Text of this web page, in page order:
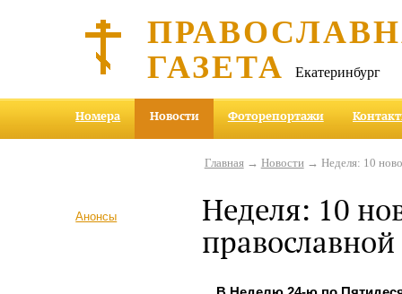
ГАЗЕТА Екатеринбург
Номера Новости Фоторепортажи
Анонсы
Главная→ Новости→ Неделя: 10
Неделя: 10